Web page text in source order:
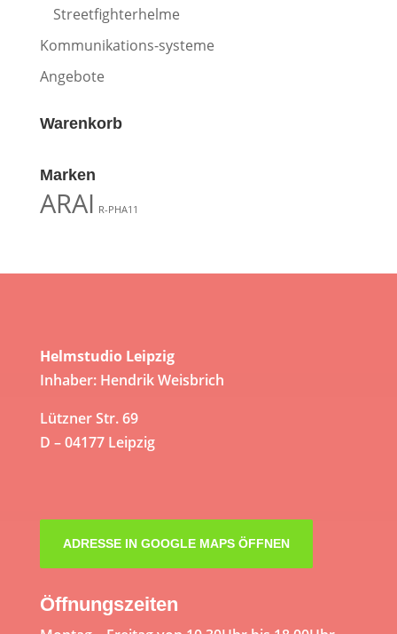
Streetfighterhelme
Kommunikations-systeme
Angebote
Warenkorb
Marken
ARAI R-PHA11
Helmstudio Leipzig
Inhaber: Hendrik Weisbrich
Lützner Str. 69
D – 04177 Leipzig
ADRESSE IN GOOGLE MAPS ÖFFNEN
Öffnungszeiten